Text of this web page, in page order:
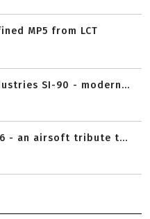
MP5 from LCT
SI-90 - modern...
- an airsoft tribute t...